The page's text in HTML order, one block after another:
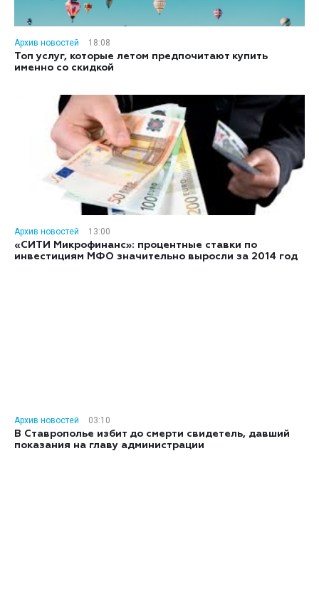
Архив новостей
18:08
Топ услуг, которые летом предпочитают купить
именно со скидкой
Архив новостей
13:00
«СИТИ Микрофинанс»: процентные ставки по
инвестициям МФО значительно выросли за 2014 год
Архив новостей
03:10
В Ставрополье избит до смерти свидетель, давший
показания на главу администрации